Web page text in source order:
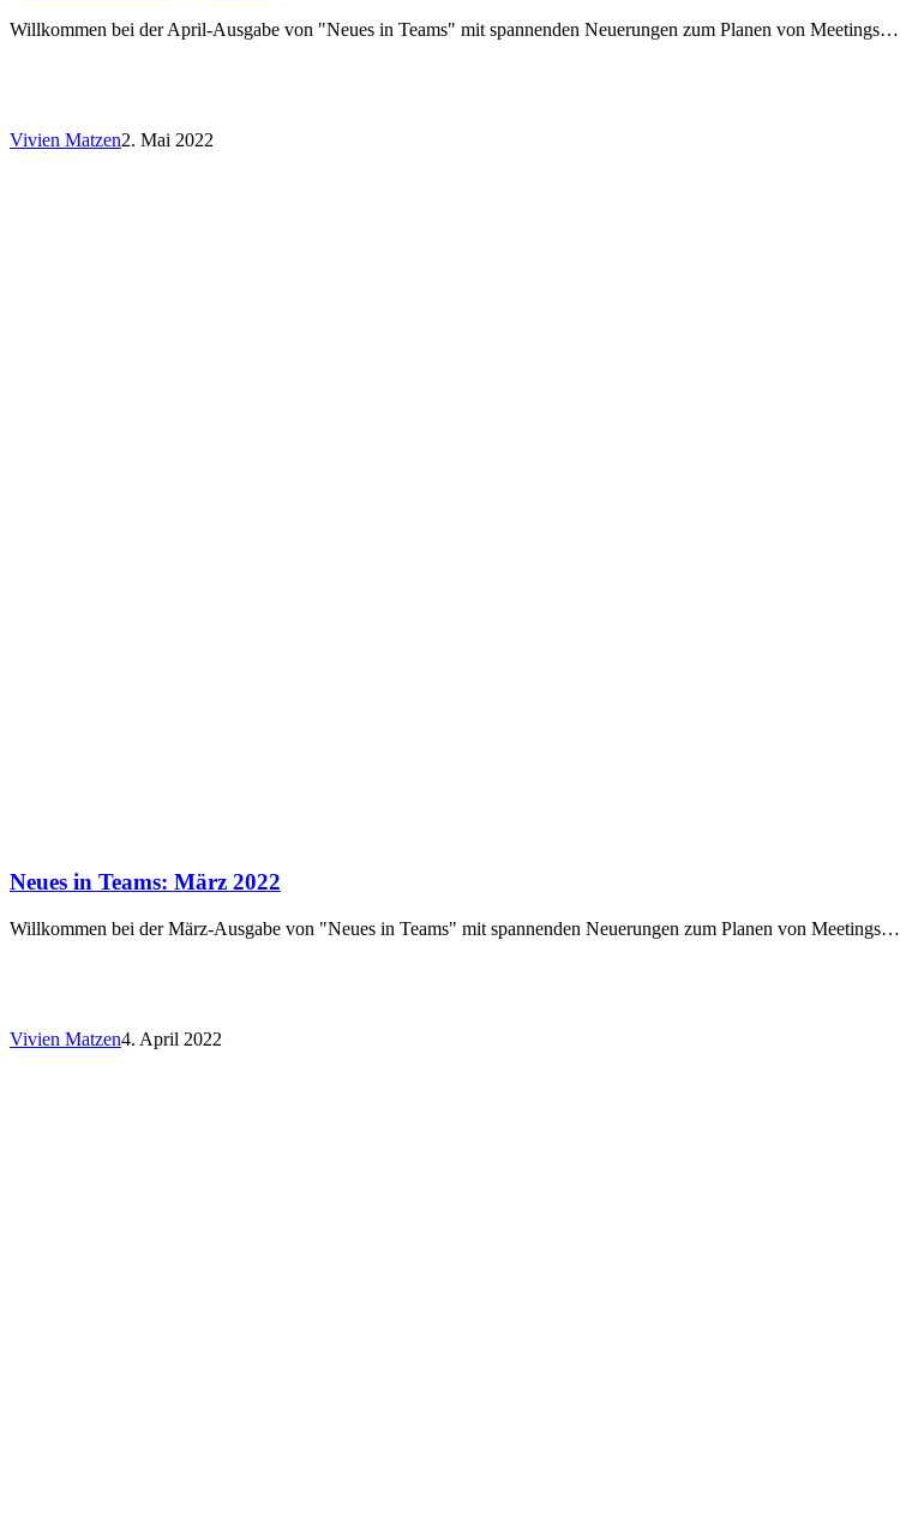
Willkommen bei der April-Ausgabe von "Neues in Teams" mit spannenden Neuerungen zum Planen von Meetings…
Vivien Matzen2. Mai 2022
Neues in Teams: März 2022
Willkommen bei der März-Ausgabe von "Neues in Teams" mit spannenden Neuerungen zum Planen von Meetings…
Vivien Matzen4. April 2022